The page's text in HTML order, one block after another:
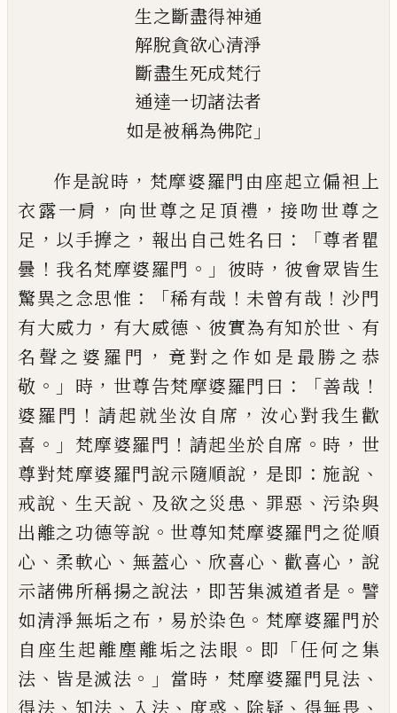
生之斷盡得神通
解脫貪欲心清淨
斷盡生死成梵行
通達一切諸法者
如是被稱為佛陀 」
作是說時 ， 梵摩婆羅門由座起立偏袒上
衣露一肩 ， 向世尊之足頂禮 ， 接吻世尊之
足 ， 以手擵之 ， 報出自己姓名曰 ：「尊者瞿
曇 ！ 我名梵摩婆羅門 。」 彼時 ， 彼會眾皆生
驚異之念思惟 ：「稀有哉 ！ 未曾有哉 ！沙門
有大威力 ， 有大威德 、 彼實為有知於世 、 有
名聲之婆羅門 ， 竟對之作如是最勝之恭
敬 。」 時 ， 世尊告梵摩婆羅門曰 ： 「善哉 ！
婆羅門 ！請起就坐汝自席 ， 汝心對我生歡
喜 。」 梵摩婆羅門 ！ 請起坐於自席 。 時 ， 世
尊對梵摩婆羅門說示隨順說 ， 是即 ： 施說 、
戒說 、 生天說 、 及欲之災患 、 罪惡 、 污染與
出離之功德等說 。 世尊知梵摩婆羅門之從順
心 、 柔軟心 、 無蓋心 、 欣喜心 、 歡喜心 ， 說
示諸佛所稱揚之說法 ， 即苦集滅道者是 。 譬
如清淨無垢之布 ， 易於染色 。 梵摩婆羅門於
自座生起離塵離垢之法眼 。 即 「任何之集
法 、 皆是滅法 。」 當時 ， 梵摩婆羅門見法 、
得法 、 知法 、 入法 、 度惑 、 除疑 、 得無畏 、